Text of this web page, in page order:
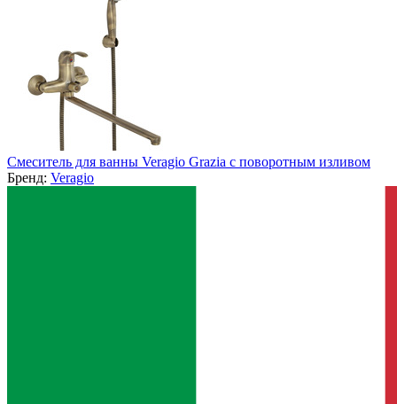
Смеситель для ванны Veragio Grazia с поворотным изливом
Бренд: Veragio